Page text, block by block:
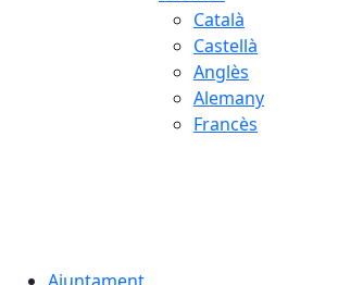
Català
Castellà
Anglès
Alemany
Francès